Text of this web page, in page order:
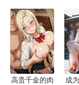
高贵千金的肉
成